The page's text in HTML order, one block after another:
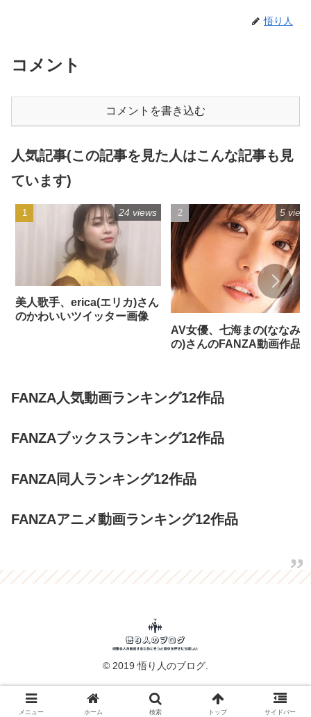
悟り人
コメント
コメントを書き込む
人気記事(この記事を見た人はこんな記事も見
ています)
美人歌手、erica(エリカ)さん
のかわいいツイッター画像
24 views
AV女優、七海まの(ななみま
の)さんのFANZA動画作品
5
FANZA人気動画ランキング12作品
FANZAブックスランキング12作品
FANZA同人ランキング12作品
FANZAアニメ動画ランキング12作品
© 2019 悟り人のブログ.
メニュー ホーム 検索 トップ サイドバー